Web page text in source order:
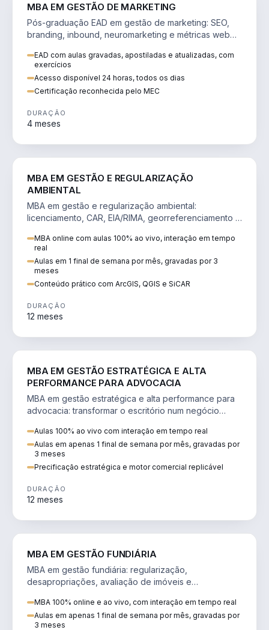
MBA EM GESTÃO DE MARKETING
Pós-graduação EAD em gestão de marketing: SEO,
branding, inbound, neuromarketing e métricas web
EAD com aulas gravadas, apostiladas e atualizadas, com
exercícios
Acesso disponível 24 horas, todos os dias
Certificação reconhecida pelo MEC
DURAÇÃO
4 meses
MBA EM GESTÃO E REGULARIZAÇÃO
AMBIENTAL
MBA em gestão e regularização ambiental:
licenciamento, CAR, EIA/RIMA, georreferenciamento e
MBA online com aulas 100% ao vivo, interação em tempo
real
Aulas em 1 final de semana por mês, gravadas por 3
meses
Conteúdo prático com ArcGIS, QGIS e SiCAR
DURAÇÃO
12 meses
MBA EM GESTÃO ESTRATÉGICA E ALTA
PERFORMANCE PARA ADVOCACIA
MBA em gestão estratégica e alta performance para
advocacia: transformar o escritório num negócio
Aulas 100% ao vivo com interação em tempo real
Aulas em apenas 1 final de semana por mês, gravadas por
3 meses
Precificação estratégica e motor comercial replicável
DURAÇÃO
12 meses
MBA EM GESTÃO FUNDIÁRIA
MBA em gestão fundiária: regularização,
desapropriações, avaliação de imóveis e
MBA 100% online e ao vivo, com interação em tempo real
Aulas em apenas 1 final de semana por mês, gravadas por
3 meses